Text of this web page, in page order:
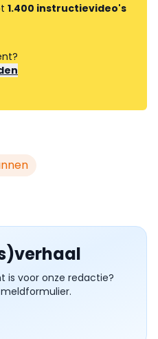
1.400 instructievideo's
is voor onze redactie?